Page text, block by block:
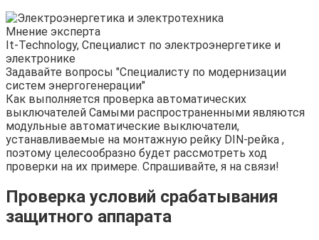
Мнение эксперта
It-Technology, Cпециалист по электроэнергетике и
электронике
Задавайте вопросы "Специалисту по модернизации
систем энергогенерации"
Как выполняется проверка автоматических
выключателей Самыми распространенными являются
модульные автоматические выключатели,
устанавливаемые на монтажную рейку DIN-рейка ,
поэтому целесообразно будет рассмотреть ход
проверки на их примере. Спрашивайте, я на связи!
Проверка условий срабатывания
защитного аппарата